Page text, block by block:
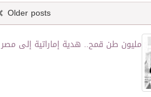
Older posts
مليون طن قمح.. هدية إماراتية إلى مصر